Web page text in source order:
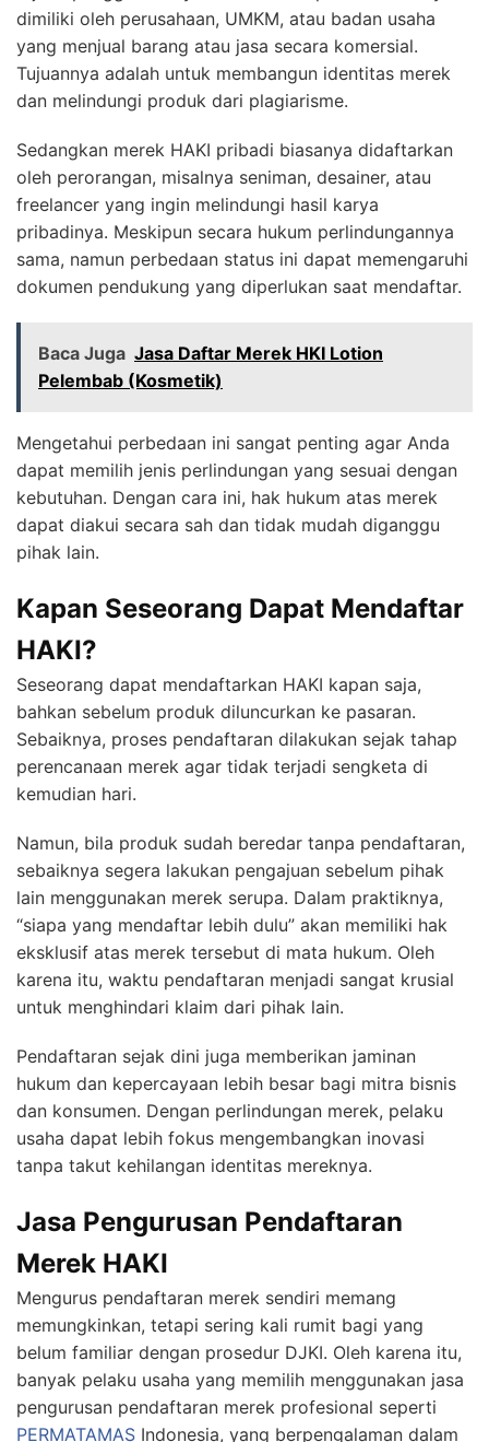
dimiliki oleh perusahaan, UMKM, atau badan usaha
yang menjual barang atau jasa secara komersial.
Tujuannya adalah untuk membangun identitas merek
dan melindungi produk dari plagiarisme.
Sedangkan merek HAKI pribadi biasanya didaftarkan
oleh perorangan, misalnya seniman, desainer, atau
freelancer yang ingin melindungi hasil karya
pribadinya. Meskipun secara hukum perlindungannya
sama, namun perbedaan status ini dapat memengaruhi
dokumen pendukung yang diperlukan saat mendaftar.
Baca Juga Jasa Daftar Merek HKI Lotion
Pelembab (Kosmetik)
Mengetahui perbedaan ini sangat penting agar Anda
dapat memilih jenis perlindungan yang sesuai dengan
kebutuhan. Dengan cara ini, hak hukum atas merek
dapat diakui secara sah dan tidak mudah diganggu
pihak lain.
Kapan Seseorang Dapat Mendaftar
HAKI?
Seseorang dapat mendaftarkan HAKI kapan saja,
bahkan sebelum produk diluncurkan ke pasaran.
Sebaiknya, proses pendaftaran dilakukan sejak tahap
perencanaan merek agar tidak terjadi sengketa di
kemudian hari.
Namun, bila produk sudah beredar tanpa pendaftaran,
sebaiknya segera lakukan pengajuan sebelum pihak
lain menggunakan merek serupa. Dalam praktiknya,
“siapa yang mendaftar lebih dulu” akan memiliki hak
eksklusif atas merek tersebut di mata hukum. Oleh
karena itu, waktu pendaftaran menjadi sangat krusial
untuk menghindari klaim dari pihak lain.
Pendaftaran sejak dini juga memberikan jaminan
hukum dan kepercayaan lebih besar bagi mitra bisnis
dan konsumen. Dengan perlindungan merek, pelaku
usaha dapat lebih fokus mengembangkan inovasi
tanpa takut kehilangan identitas mereknya.
Jasa Pengurusan Pendaftaran
Merek HAKI
Mengurus pendaftaran merek sendiri memang
memungkinkan, tetapi sering kali rumit bagi yang
belum familiar dengan prosedur DJKI. Oleh karena itu,
banyak pelaku usaha yang memilih menggunakan jasa
pengurusan pendaftaran merek profesional seperti
PERMATAMAS Indonesia, yang berpengalaman dalam